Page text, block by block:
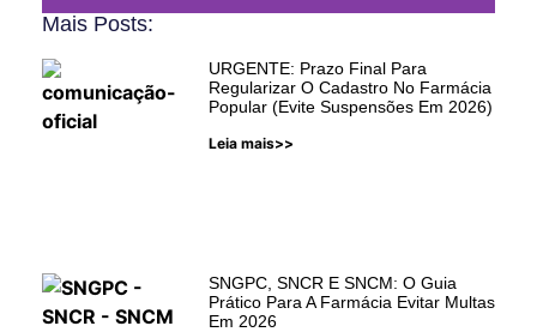
Digipop
evitar problemas com auditorias
Mais Posts:
URGENTE: Prazo Final Para
Regularizar O Cadastro No Farmácia
Popular (Evite Suspensões Em 2026)
Leia mais>>
SNGPC, SNCR E SNCM: O Guia
Prático Para A Farmácia Evitar Multas
Em 2026